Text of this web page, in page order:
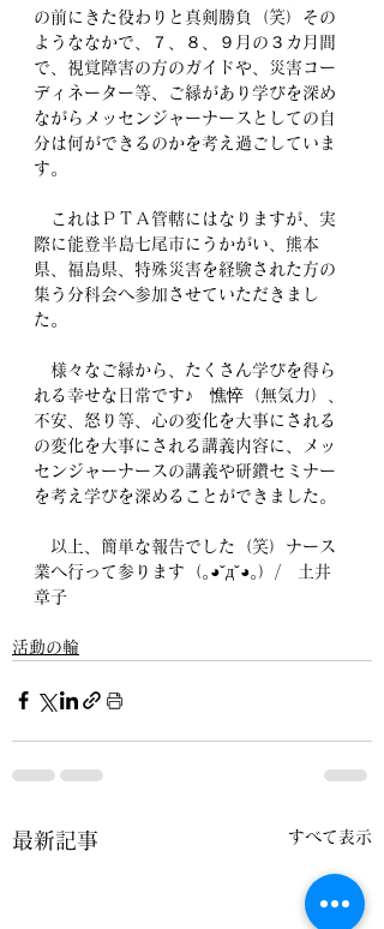
の前にきた役わりと真剣勝負（笑）その
ようななかで、７、８、９月の３カ月間
で、視覚障害の方のガイドや、災害コー
ディネーター等、ご縁があり学びを深め
ながらメッセンジャーナースとしての自
分は何ができるのかを考え過ごしていま
す。
これはＰＴＡ管轄にはなりますが、実
際に能登半島七尾市にうかがい、熊本
県、福島県、特殊災害を経験された方の
集う分科会へ参加させていただきまし
た。
様々なご縁から、たくさん学びを得ら
れる幸せな日常です♪　憔悴（無気力）、
不安、怒り等、心の変化を大事にされる
の変化を大事にされる講義内容に、メッ
センジャーナースの講義や研鑽セミナー
を考え学びを深めることができました。
以上、簡単な報告でした（笑）ナース
業へ行って参ります（｡◕ˇдˇ​◕｡）/　土井
章子
活動の輪
最新記事 すべて表示